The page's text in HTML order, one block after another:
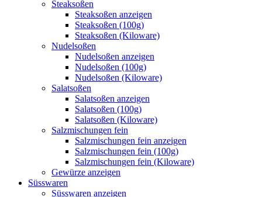
Steaksoßen
Steaksoßen anzeigen
Steaksoßen (100g)
Steaksoßen (Kiloware)
Nudelsoßen
Nudelsoßen anzeigen
Nudelsoßen (100g)
Nudelsoßen (Kiloware)
Salatsoßen
Salatsoßen anzeigen
Salatsoßen (100g)
Salatsoßen (Kiloware)
Salzmischungen fein
Salzmischungen fein anzeigen
Salzmischungen fein (100g)
Salzmischungen fein (Kiloware)
Gewürze anzeigen
Süsswaren
Süsswaren anzeigen